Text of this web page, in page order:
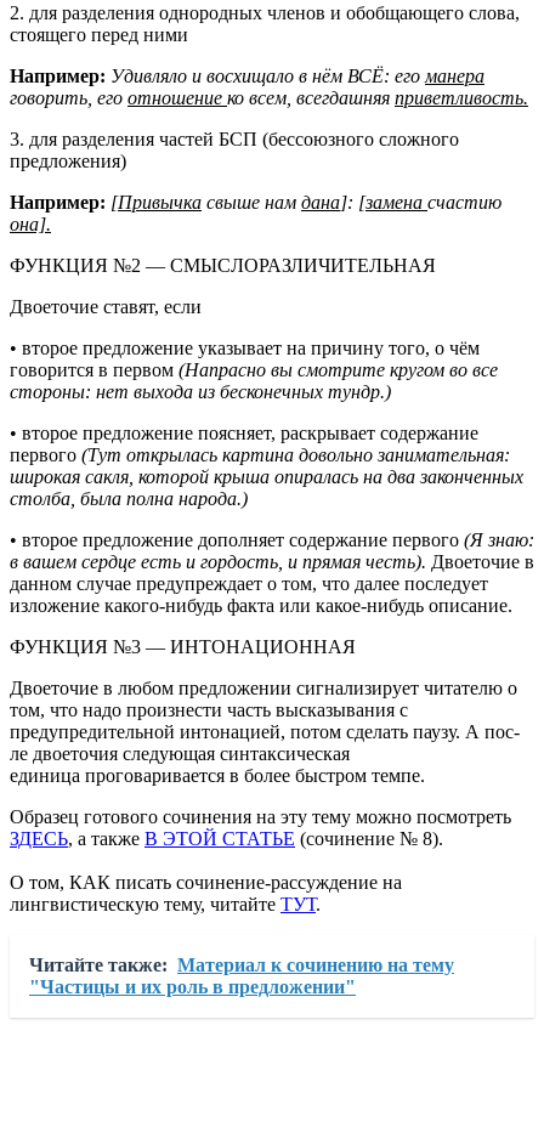
2. для разделения однородных членов и обобщающего слова,
стоящего перед ними
Например: Удивляло и восхищало в нём ВСЁ: его манера
говорить, его отношение ко всем, всегдашняя приветливость.
3. для разделения частей БСП (бессоюзного сложного
предложения)
Например: [Привычка свыше нам дана]: [замена счастию
она].
ФУНКЦИЯ №2 — СМЫСЛОРАЗЛИЧИТЕЛЬНАЯ
Двоеточие ставят, если
• второе предложение указывает на причину того, о чём
говорится в первом (Напрасно вы смотрите кругом во все
стороны: нет выхода из бесконечных тундр.)
• второе предложение поясняет, раскрывает содержание
первого (Тут открылась картина довольно занимательная:
широкая сакля, которой крыша опиралась на два законченных
столба, была полна народа.)
• второе предложение дополняет содержание первого (Я знаю:
в вашем сердце есть и гордость, и прямая честь). Двоеточие в
данном случае предупреждает о том, что далее последует
изложение какого-нибудь факта или какое-нибудь описание.
ФУНКЦИЯ №3 — ИНТОНАЦИОННАЯ
Двоеточие в любом предложении сигнализирует читателю о
том, что надо произнести часть высказывания с
предупредительной интонацией, потом сделать паузу. А пос­
ле двоеточия следующая синтаксическая
единица проговаривается в более быстром темпе.
Образец готового сочинения на эту тему можно посмотреть
ЗДЕСЬ, а также В ЭТОЙ СТАТЬЕ (сочинение № 8).
О том, КАК писать сочинение-рассуждение на
лингвистическую тему, читайте ТУТ.
Читайте также: Материал к сочинению на тему
"Частицы и их роль в предложении"